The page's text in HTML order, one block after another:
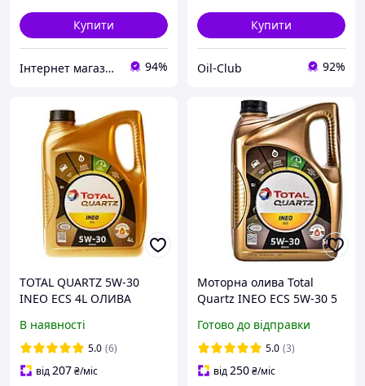
Купити
Інтернет магазин alloil.com.ua 94%
Купити
Oil-Club 92%
TOTAL QUARTZ 5W-30
INEO ECS 4L ОЛИВА
В наявності
5.0 (6)
від207₴/міс
Моторна олива Total
Quartz INEO ECS 5W-30 5
Готово до відправки
5.0 (3)
від250₴/міс